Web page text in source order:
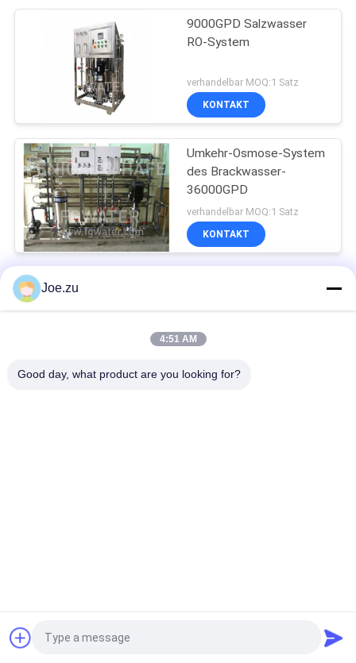
9000GPD Salzwasser
RO-System
verhandelbar MOQ:1 Satz
KONTAKT
Umkehr-Osmose-System
des Brackwasser-
36000GPD
verhandelbar MOQ:1 Satz
KONTAKT
verhandelbar MOQ:1 Satz
Umkehrosmosewasseranlage
Fordern Sie ein Angebot
Joe.zu
4:51 AM
Good day, what product are you looking for?